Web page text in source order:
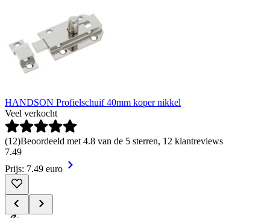
HANDSON Profielschuif 40mm koper nikkel
Veel verkocht
(12)Beoordeeld met 4.8 van de 5 sterren, 12 klantreviews
7.49
Prijs: 7.49 euro